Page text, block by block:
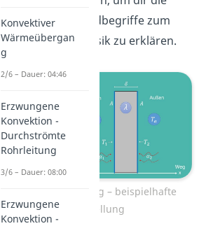
wichtigsten Grundbegriffe zum
Wärmestrom Physik zu erklären.
Wärmedurchgang – beispielhafte
Darstellung
Konvektiver
Wärmeübergan
g
2/6 – Dauer: 04:46
Erzwungene
Konvektion -
Durchströmte
Rohrleitung
3/6 – Dauer: 08:00
Erzwungene
Konvektion -